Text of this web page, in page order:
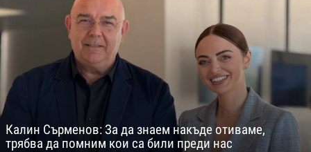
Калин Сърменов: За да знаем накъде отиваме,
трябва да помним кои са били преди нас